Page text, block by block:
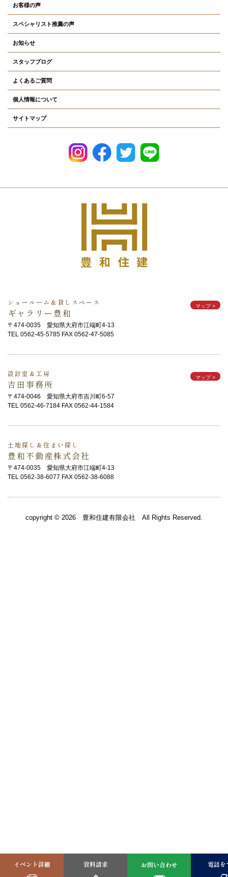
イベント詳細 資料請求 お問い合わせ 電話を
お客様の声
スペシャリスト推薦の声
お知らせ
スタッフブログ
よくあるご質問
個人情報について
サイトマップ
ショールーム＆貸しスペース
ギャラリー豊和
〒474-0035 愛知県大府市江端町4-13
TEL 0562-45-5785 FAX 0562-47-5085
マップ >
設計室＆工房
吉田事務所
〒474-0046 愛知県大府市吉川町6-57
TEL 0562-46-7184 FAX 0562-44-1584
マップ >
土地探し＆住まい探し
豊和不動産株式会社
〒474-0035 愛知県大府市江端町4-13
TEL 0562-38-6077 FAX 0562-38-6088
copyright © 2026 豊和住建有限会社 All Rights Reserved.